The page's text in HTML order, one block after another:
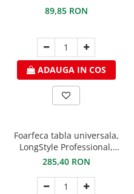
89,85 RON
ADAUGA IN COS
Foarfeca tabla universala,
LongStyle Professional,
decupare inainte sau la
max. 1,2mm titan zinc si
285,40 RON